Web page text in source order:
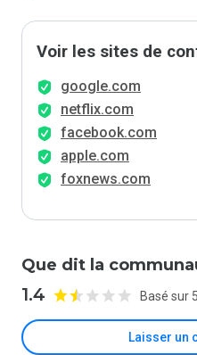
Voir les sites de
google.com
netflix.com
facebook.com
apple.com
foxnews.com
Que dit la
1.4 Basé sur
Laisser un